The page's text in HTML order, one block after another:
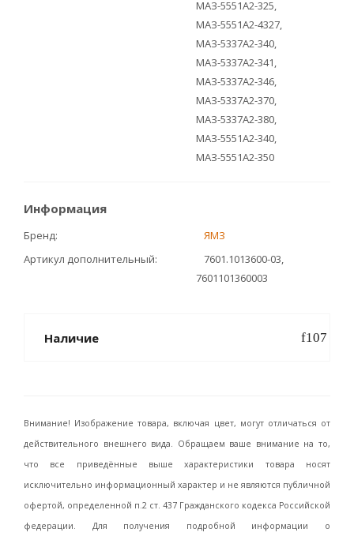
МАЗ-5551А2-325,
МАЗ-5551А2-4327,
МАЗ-5337А2-340,
МАЗ-5337А2-341,
МАЗ-5337А2-346,
МАЗ-5337А2-370,
МАЗ-5337А2-380,
МАЗ-5551А2-340,
МАЗ-5551А2-350
Информация
Бренд
ЯМЗ
Артикул дополнительный
7601.1013600-03,
7601101360003
Наличие
Внимание! Изображение товара, включая цвет, могут отличаться от
действительного внешнего вида. Обращаем ваше внимание на то,
что все приведённые выше характеристики товара носят
исключительно информационный характер и не являются публичной
офертой, определенной п.2 ст. 437 Гражданского кодекса Российской
федерации. Для получения подробной информации о